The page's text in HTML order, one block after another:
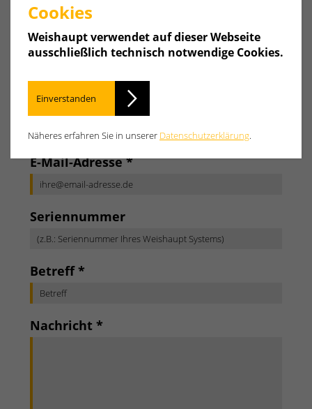
Land
Vorwahl, Telefon
E-Mail-Adresse*
Seriennummer
Betreff*
Nachricht *
Cookies
Weishaupt verwendet auf dieser Webseite
ausschließlich technisch notwendige Cookies.
Einverstanden
Näheres erfahren Sie in unserer Datenschutzerklärung.